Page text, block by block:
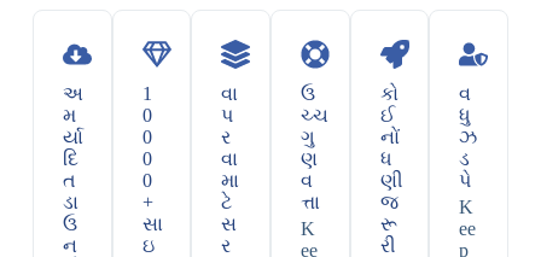
અ
મ
ર્યા
દિ
ત
ડા
ઉ
ન
1
0
0
0
0
+
સા
ઇ
વા
પ
ર
વા
મા
ટે
સ
ર
ઉ
ચ્ચ
ગુ
ણ
વ
ત્તા
K
ee
કો
ઈ
નોં
ધ
ણી
જ
રૂ
રી
વ
ધુ
ઝ
ડ
પે
K
ee
p